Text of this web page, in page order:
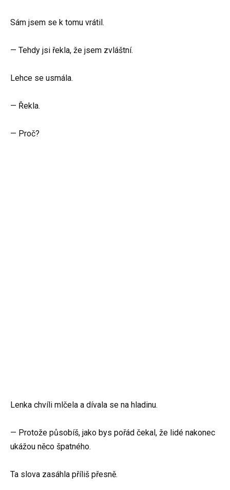
Sám jsem se k tomu vrátil.
— Tehdy jsi řekla, že jsem zvláštní.
Lehce se usmála.
— Řekla.
— Proč?
Lenka chvíli mlčela a dívala se na hladinu.
— Protože působíš, jako bys pořád čekal, že lidé nakonec
ukážou něco špatného.
Ta slova zasáhla příliš přesně.